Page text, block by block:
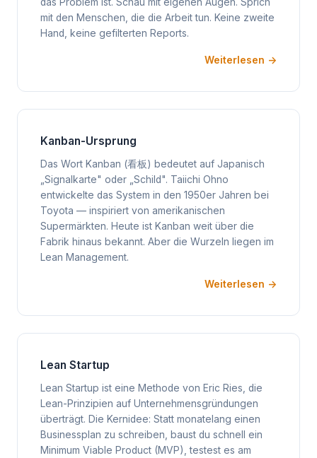
das Problem ist. Schau mit eigenen Augen. Sprich
mit den Menschen, die die Arbeit tun. Keine zweite
Hand, keine gefilterten Reports.
Weiterlesen →
Kanban-Ursprung
Das Wort Kanban (看板) bedeutet auf Japanisch
„Signalkarte" oder „Schild". Taiichi Ohno
entwickelte das System in den 1950er Jahren bei
Toyota — inspiriert von amerikanischen
Supermärkten. Heute ist Kanban weit über die
Fabrik hinaus bekannt. Aber die Wurzeln liegen im
Lean Management.
Weiterlesen →
Lean Startup
Lean Startup ist eine Methode von Eric Ries, die
Lean-Prinzipien auf Unternehmensgründungen
überträgt. Die Kernidee: Statt monatelang einen
Businessplan zu schreiben, baust du schnell ein
Minimum Viable Product (MVP), testest es am